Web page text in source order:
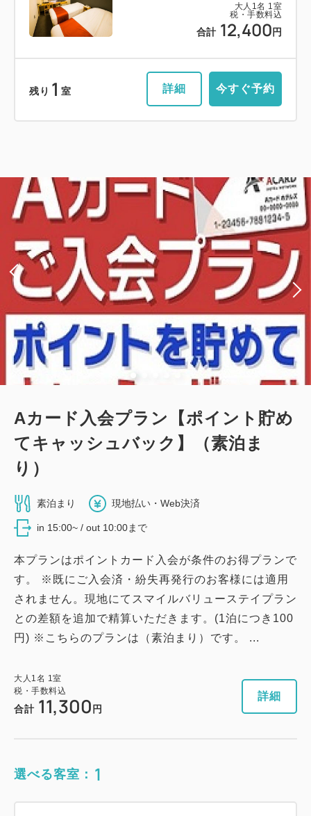
大人 1名 1室
税・手数料込
合計 12,400 円
残り 1 室 詳細 今すぐ予約
Aカード入会プラン【ポイント貯め
てキャッシュバック】（素泊ま
り）
素泊まり 現地払い・Web決済
in 15:00~ / out 10:00まで
本プランはポイントカード入会が条件のお得プランで
す。 ※既にご入会済・紛失再発行のお客様には適用
されません。現地にてスマイルバリューステイプラン
との差額を追加で精算いただきます。(1泊につき100
円) ※こちらのプランは（素泊まり）です。 ...
大人 1 名 1 室
税・手数料込
合計 11,300 円
詳細
選べる客室： 1